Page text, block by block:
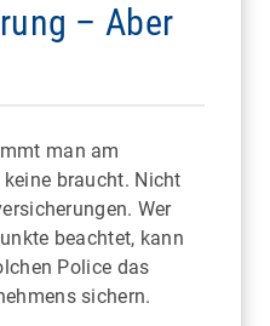
– Aber
man am
braucht. Nicht
Wer
beachtet, kann
Police das
sichern.